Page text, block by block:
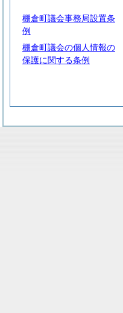
棚倉町議会事務局設置条
例
棚倉町議会の個人情報の
保護に関する条例